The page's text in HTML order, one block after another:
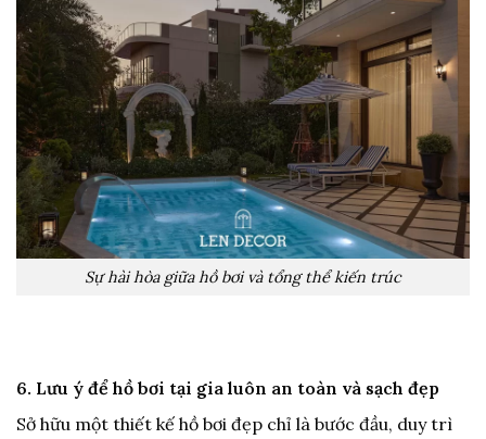
Sự hài hòa giữa hồ bơi và tổng thể kiến trúc
6. Lưu ý để hồ bơi tại gia luôn an toàn và sạch đẹp
Sở hữu một thiết kế hồ bơi đẹp chỉ là bước đầu, duy trì